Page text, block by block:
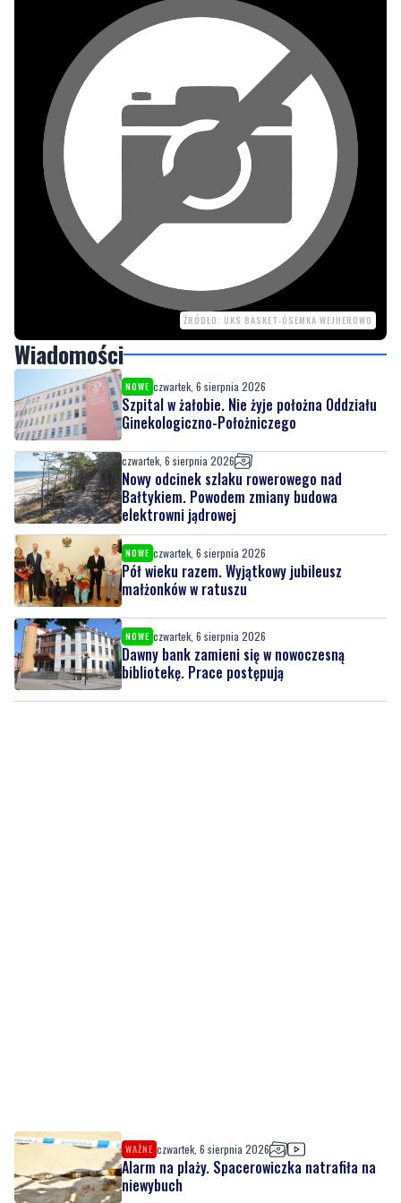
ŹRÓDŁO: UKS BASKET-ÓSEMKA WEJHEROWO
Wiadomości
NOWE czwartek, 6 sierpnia 2026
Szpital w żałobie. Nie żyje położna Oddziału
Ginekologiczno-Położniczego
czwartek, 6 sierpnia 2026
Nowy odcinek szlaku rowerowego nad
Bałtykiem. Powodem zmiany budowa
elektrowni jądrowej
NOWE czwartek, 6 sierpnia 2026
Pół wieku razem. Wyjątkowy jubileusz
małżonków w ratuszu
NOWE czwartek, 6 sierpnia 2026
Dawny bank zamieni się w nowoczesną
bibliotekę. Prace postępują
WAŻNE czwartek, 6 sierpnia 2026
Alarm na plaży. Spacerowiczka natrafiła na
niewybuch